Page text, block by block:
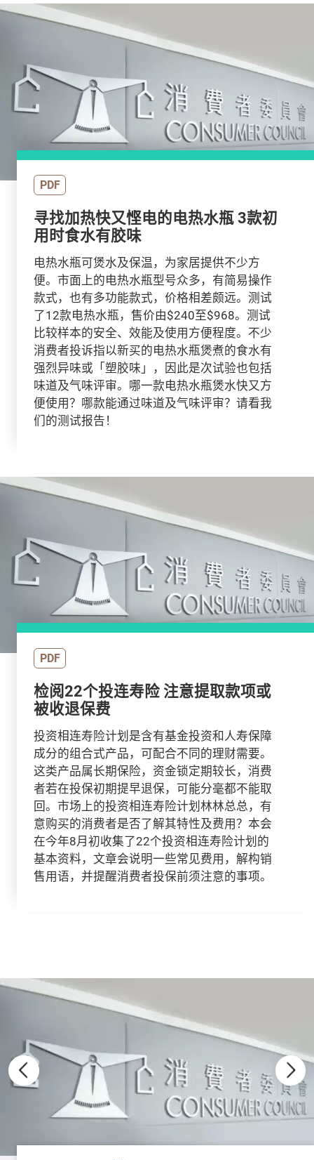
PDF
寻找加热快又悭电的电热水瓶 3款初
用时食水有胶味
电热水瓶可煲水及保温，为家居提供不少方
便。市面上的电热水瓶型号众多，有简易操作
款式，也有多功能款式，价格相差颇远。测试
了12款电热水瓶，售价由$240至$968。测试
比较样本的安全、效能及使用方便程度。不少
消费者投诉指以新买的电热水瓶煲煮的食水有
强烈异味或「塑胶味」，因此是次试验也包括
味道及气味评审。哪一款电热水瓶煲水快又方
便使用？哪款能通过味道及气味评审？请看我
们的测试报告！
PDF
检阅22个投连寿险 注意提取款项或
被收退保费
投资相连寿险计划是含有基金投资和人寿保障
成分的组合式产品，可配合不同的理财需要。
这类产品属长期保险，资金锁定期较长，消费
者若在投保初期提早退保，可能分毫都不能取
回。市场上的投资相连寿险计划林林总总，有
意购买的消费者是否了解其特性及费用？本会
在今年8月初收集了22个投资相连寿险计划的
基本资料，文章会说明一些常见费用，解构销
售用语，并提醒消费者投保前须注意的事项。